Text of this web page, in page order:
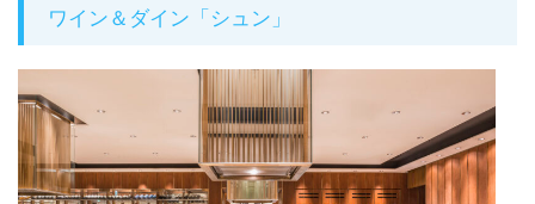
ワイン＆ダイン「シュン」